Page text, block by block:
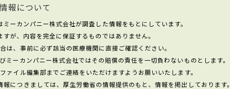
報について
ーカンパニー株式会社が調査した情報をもとにしています。
が、内容を完全に保証するものではありません。
は、事前に必ず該当の医療機関に直接ご確認ください。
ーカンパニー株式会社ではその賠償の責任を一切負わないものとします。
イル編集部までご連絡をいただけますようお願いいたします。
につきましては、厚生労働省の情報提供のもと、情報を掲出しております。